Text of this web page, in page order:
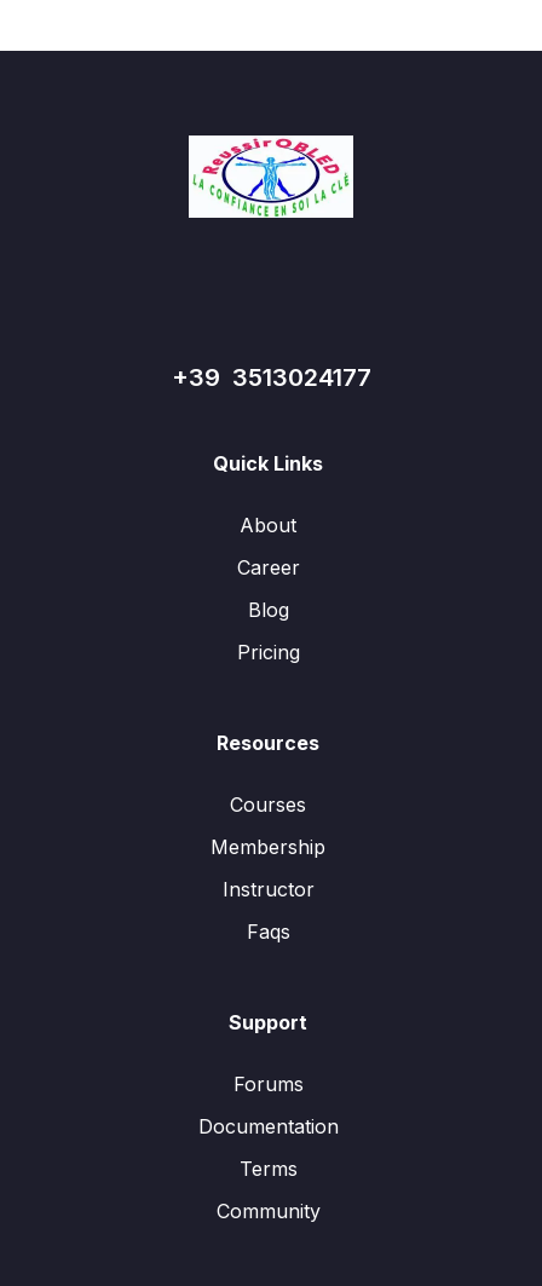
+39 3513024177
Quick Links
About
Career
Blog
Pricing
Resources
Courses
Membership
Instructor
Faqs
Support
Forums
Documentation
Terms
Community